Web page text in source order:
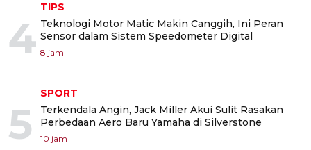
4
TIPS
Teknologi Motor Matic Makin Canggih, Ini Peran
Sensor dalam Sistem Speedometer Digital
8 jam
5
SPORT
Terkendala Angin, Jack Miller Akui Sulit Rasakan
Perbedaan Aero Baru Yamaha di Silverstone
10 jam